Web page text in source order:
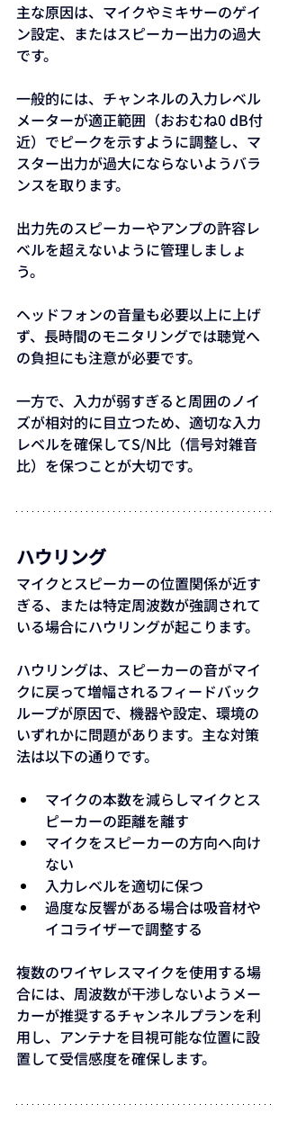
主な原因は、マイクやミキサーのゲイ
ン設定、またはスピーカー出力の過大
です。
一般的には、チャンネルの入力レベル
メーターが適正範囲（おおむね0 dB付
近）でピークを示すように調整し、マ
スター出力が過大にならないようバラ
ンスを取ります。
出力先のスピーカーやアンプの許容レ
ベルを超えないように管理しましょ
う。
ヘッドフォンの音量も必要以上に上げ
ず、長時間のモニタリングでは聴覚へ
の負担にも注意が必要です。
一方で、入力が弱すぎると周囲のノイ
ズが相対的に目立つため、適切な入力
レベルを確保してS/N比（信号対雑音
比）を保つことが大切です。
ハウリング
マイクとスピーカーの位置関係が近す
ぎる、または特定周波数が強調されて
いる場合にハウリングが起こります。
ハウリングは、スピーカーの音がマイ
クに戻って増幅されるフィードバック
ループが原因で、機器や設定、環境の
いずれかに問題があります。主な対策
法は以下の通りです。
マイクの本数を減らしマイクとス
ピーカーの距離を離す
マイクをスピーカーの方向へ向け
ない
入力レベルを適切に保つ
過度な反響がある場合は吸音材や
イコライザーで調整する
複数のワイヤレスマイクを使用する場
合には、周波数が干渉しないようメー
カーが推奨するチャンネルプランを利
用し、アンテナを目視可能な位置に設
置して受信感度を確保します。